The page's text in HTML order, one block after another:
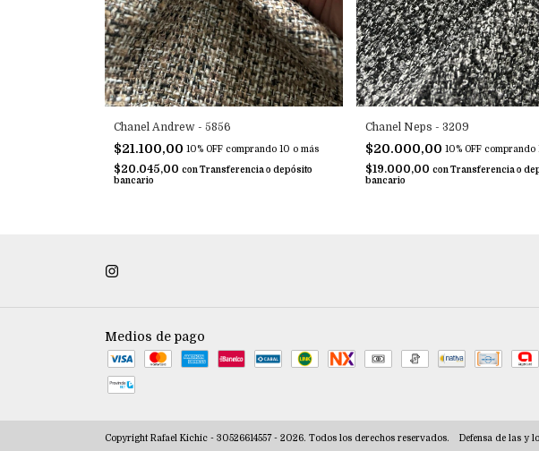
Chanel Andrew - 5856
$21.100,00 10% OFF comprando 10 o más
$20.045,00 conTransferencia o depósito
bancario
Chanel Neps - 3209
$20.000,0010% OFF comprando
$19.000,00con Transferencia o
bancario
Medios de pago
Copyright Rafael Kichic - 30526614557 - 2026. Todos los derechos reservados. Defensa de las y